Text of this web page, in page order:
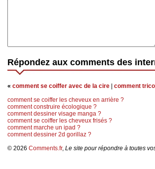
Répondez aux comments des
« comment se coiffer avec de la cire comment
comment se coiffer les cheveux en arrière ?
comment construire écologique ?
comment dessiner visage manga ?
comment se coiffer les cheveux frisés ?
comment marche un ipad ?
comment dessiner 2d gorillaz ?
© 2026 Comments.fr, Le site pour répondre à toutes